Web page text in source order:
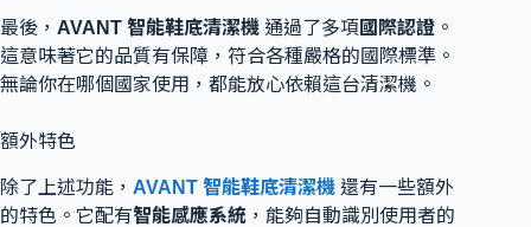
最後， AVANT 智能鞋底清潔機 通過了多項 國際認證 。
這意味著它的品質有保障，符合各種嚴格的國際標準。
無論你在哪個國家使用，都能放心依賴這台清潔機。
額外特色
除了上述功能， AVANT 智能鞋底清潔機 還有一些額外
的特色。它配有智能感應系統 ，能夠自動識別使用者的